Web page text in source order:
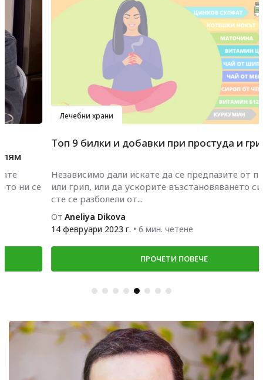
Лечебни храни
Топ 9 билки и добавки при простуда и грип
Независимо дали искате да се предпазите от простуда
или грип, или да ускорите възстановяването си, когато
сте се разболели от...
Aneliya Dikova
14 февруари 2023 г. • 6 мин. четене
ПРОЧЕТИ ПОВЕЧЕ